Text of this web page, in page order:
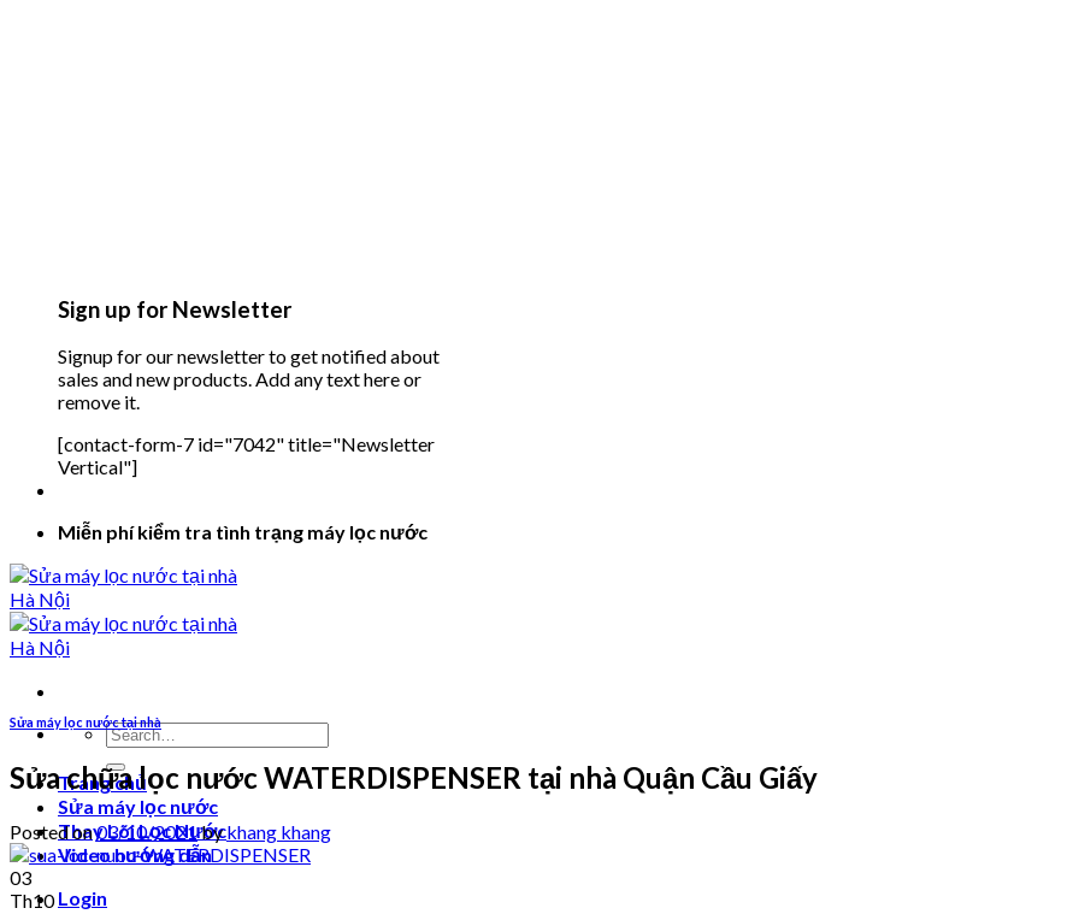
Sign up for Newsletter
Signup for our newsletter to get notified about
sales and new products. Add any text here or
remove it.
[contact-form-7 id="7042" title="Newsletter
Vertical"]
Miễn phí kiểm tra tình trạng máy lọc nước
Search
for:
Trang chủ
Sửa máy lọc nước
Thay Lõi Lọc Nước
Video hướng dẫn
Login
Sửa máy lọc nước tại nhà
Sửa chữa lọc nước WATERDISPENSER tại nhà Quận Cầu Giấy
Posted on03/10/2021bykhang khang
03
Th10